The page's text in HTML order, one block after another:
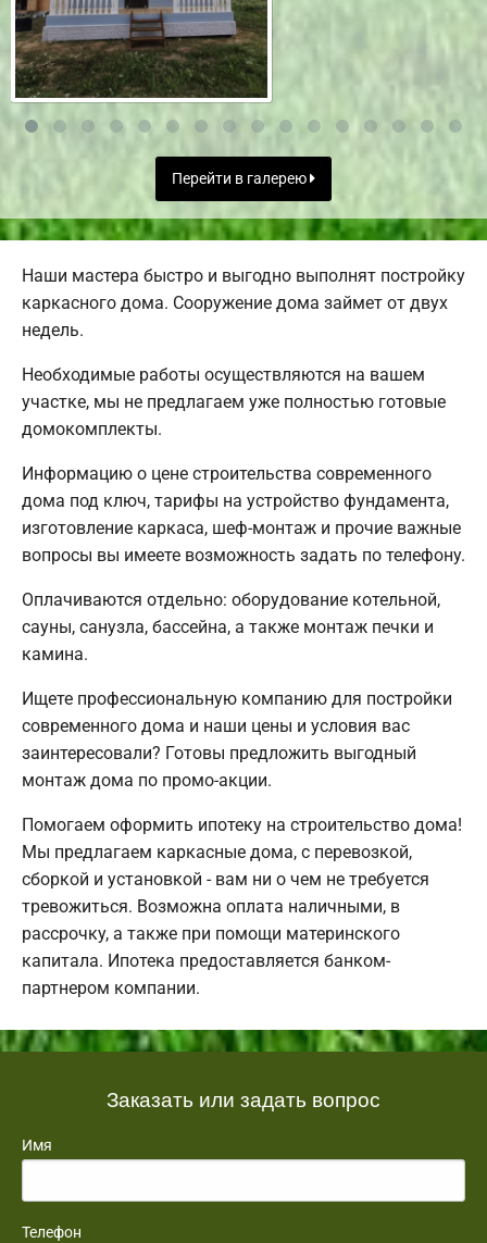
Перейти в галерею
Наши мастера быстро и выгодно выполнят постройку
каркасного дома. Сооружение дома займет от двух
недель.
Необходимые работы осуществляются на вашем
участке, мы не предлагаем уже полностью готовые
домокомплекты.
Информацию о цене строительства современного
дома под ключ, тарифы на устройство фундамента,
изготовление каркаса, шеф-монтаж и прочие важные
вопросы вы имеете возможность задать по телефону.
Оплачиваются отдельно: оборудование котельной,
сауны, санузла, бассейна, а также монтаж печки и
камина.
Ищете профессиональную компанию для постройки
современного дома и наши цены и условия вас
заинтересовали? Готовы предложить выгодный
монтаж дома по промо-акции.
Помогаем оформить ипотеку на строительство дома!
Мы предлагаем каркасные дома, с перевозкой,
сборкой и установкой - вам ни о чем не требуется
тревожиться. Возможна оплата наличными, в
рассрочку, а также при помощи материнского
капитала. Ипотека предоставляется банком-
партнером компании.
Заказать или задать вопрос
Имя
Телефон